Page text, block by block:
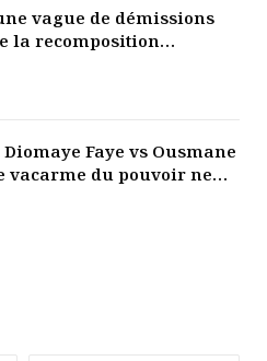
vague de démissions
la recomposition
Faye vs Ousmane
vacarme du pouvoir ne
oublier les liens de la